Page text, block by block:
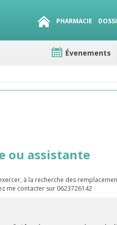
PHARMACIE
Évenements
ou assistante
à la recherche des
me contacter sur 0623726142